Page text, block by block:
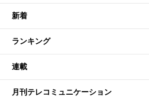
新着
ランキング
連載
月刊テレコミュニケーション